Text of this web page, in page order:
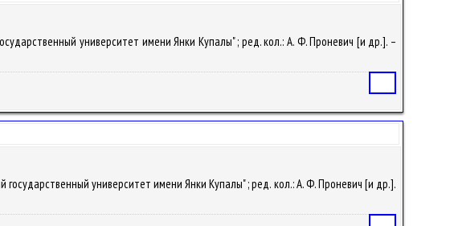
университет имени Янки Купалы" ; ред. кол.: А. Ф. Проневич [и др.]. –
университет имени Янки Купалы" ; ред. кол.: А. Ф. Проневич [и др.].